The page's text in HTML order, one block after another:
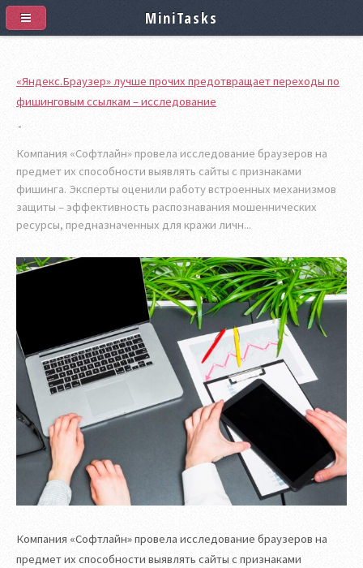
«Яндекс.Браузер» лучше прочих предотвращает переходы по
фишинговым ссылкам – исследование
Компания «Софтлайн» провела исследование браузеров на
предмет их способности выявлять сайты с признаками
фишинга. Эксперты оценили работу встроенных механизмов
защиты – эффективность распознавания мошеннических
ресурсы, предназначенных для кражи личн...
Компания «Софтлайн» провела исследование браузеров на
предмет их способности выявлять сайты с признаками
MiniTasks